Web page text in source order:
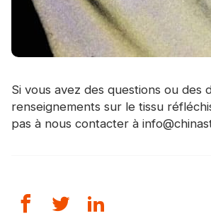
Si vous avez des questions ou des
renseignements sur le tissu
pas à nous contacter à